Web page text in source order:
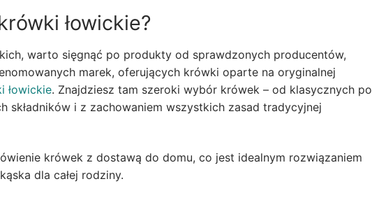
łowickie?
warto sięgnąć po produkty od sprawdzonych producentów,
marek, oferujących krówki oparte na oryginalnej
łowickie. Znajdziesz tam szeroki wybór krówek – od klasycznych po
składników i z zachowaniem wszystkich zasad tradycyjnej
krówek z dostawą do domu, co jest idealnym rozwiązaniem
dla całej rodziny.